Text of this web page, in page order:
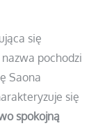
się
nazwa pochodzi
Saona
się
spokojną